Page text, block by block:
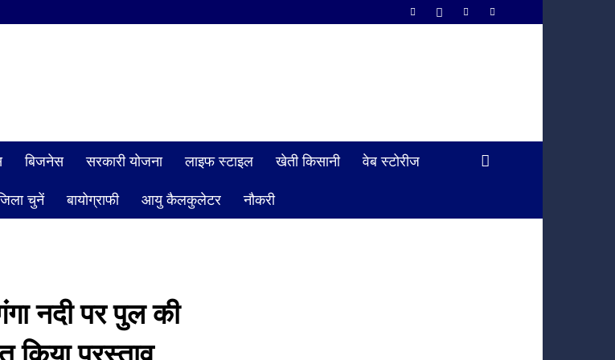
बिजनेस सरकारी योजना लाइफ स्टाइल खेती किसानी
वेब स्टोरीज
चुनें बायोग्राफी आयु कैलकुलेटर नौकरी
नदी पर पुल की